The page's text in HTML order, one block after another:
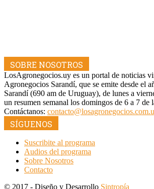
SOBRE NOSOTROS
LosAgronegocios.uy es un portal de noticias
Agronegocios Sarandí, que se emite desde el
Sarandí (690 am de Uruguay), de lunes a
un resumen semanal los domingos de 6 a 7 de
Contáctanos:
SÍGUENOS
Suscribite al programa
Audios del programa
Sobre Nosotros
Contacto
© 2017 - Diseño y Desarrollo Sintropía